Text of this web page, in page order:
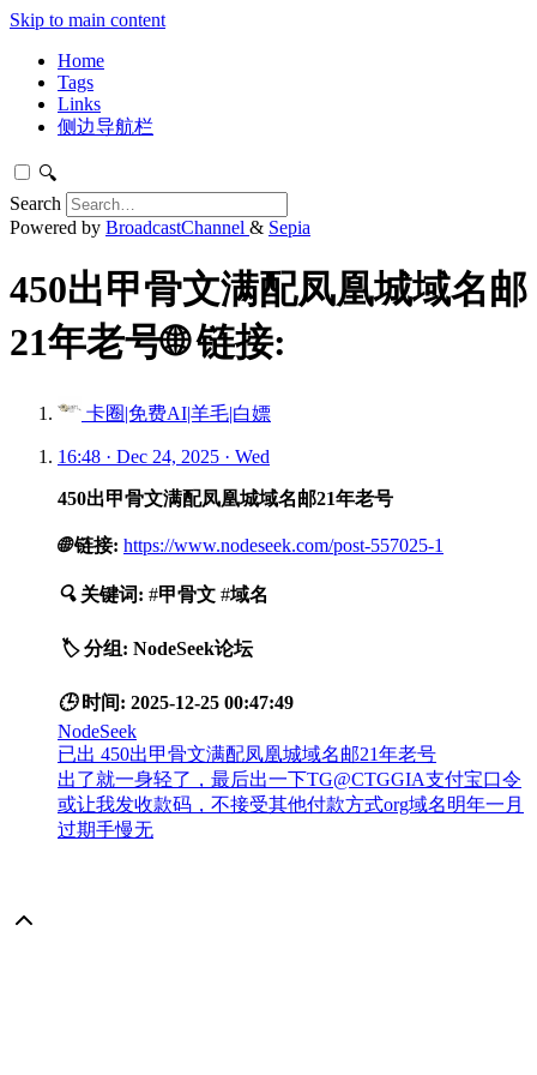
Skip to main content
Home
Tags
Links
侧边导航栏
🔍
Search
Powered by BroadcastChannel & Sepia
450出甲骨文满配凤凰城域名邮
21年老号🌐 链接:
卡圈|免费AI|羊毛|白嫖
16:48 · Dec 24, 2025 · Wed
450出甲骨文满配凤凰城域名邮21年老号
🌐 链接: https://www.nodeseek.com/post-557025-1
🔍 关键词: #甲骨文 #域名
🏷️ 分组: NodeSeek论坛
🕒 时间: 2025-12-25 00:47:49
NodeSeek
已出 450出甲骨文满配凤凰城域名邮21年老号
出了就一身轻了，最后出一下TG@CTGGIA支付宝口令
或让我发收款码，不接受其他付款方式org域名明年一月
过期手慢无